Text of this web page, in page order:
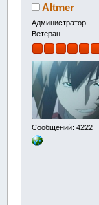
Altmer
Администратор
Ветеран
Сообщений: 4222